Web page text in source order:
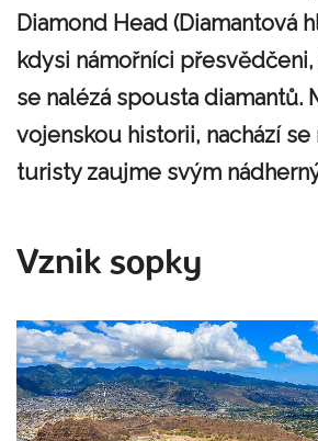
Diamond Head (Diamantová
kdysi námořníci
se nalézá spousta diamantů.
vojenskou historii, nachází se
turisty zaujme svým
Vznik sopky